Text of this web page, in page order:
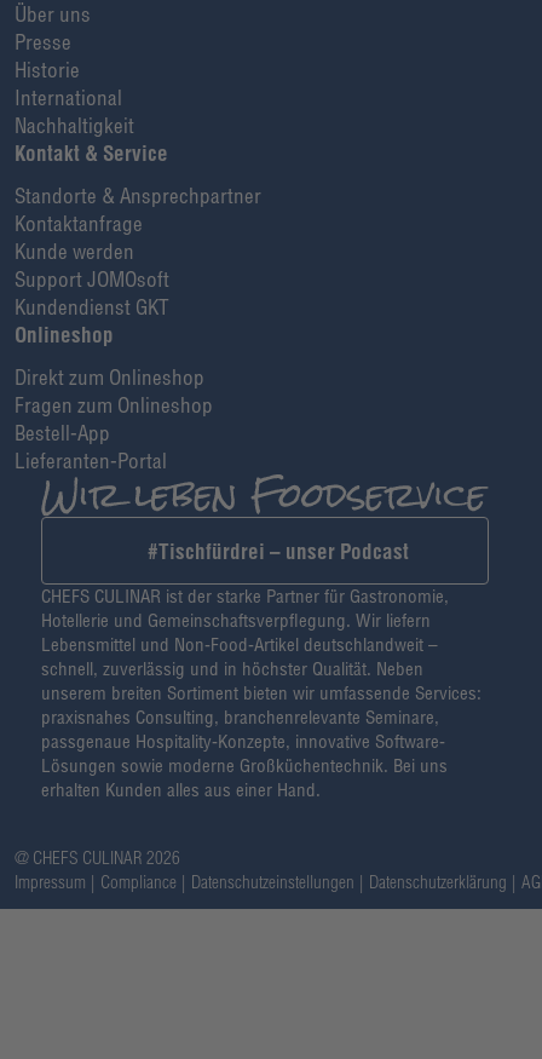
Über uns
Presse
Historie
International
Nachhaltigkeit
Kontakt & Service
Standorte & Ansprechpartner
Kontaktanfrage
Kunde werden
Support JOMOsoft
Kundendienst GKT
Onlineshop
Direkt zum Onlineshop
Fragen zum Onlineshop
Bestell-App
Lieferanten-Portal
#Tischfürdrei – unser Podcast
CHEFS CULINAR ist der starke Partner für Gastronomie,
Hotellerie und Gemeinschaftsverpflegung. Wir liefern
Lebensmittel und Non-Food-Artikel deutschlandweit –
schnell, zuverlässig und in höchster Qualität. Neben
unserem breiten Sortiment bieten wir umfassende Services:
praxisnahes Consulting, branchenrelevante Seminare,
passgenaue Hospitality-Konzepte, innovative Software-
Lösungen sowie moderne Großküchentechnik. Bei uns
erhalten Kunden alles aus einer Hand.
@ CHEFS CULINAR 2026
Impressum
Compliance Datenschutzeinstellungen Datenschutzerklärung